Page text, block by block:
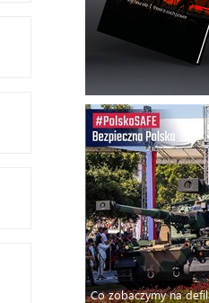
Co zobaczymy na